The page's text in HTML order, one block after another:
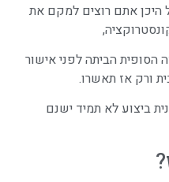
אתם רוצים למקם את
הביתה לפני אישור
ורק אז תאשרו.
ביצוע לא תמיד ישנם